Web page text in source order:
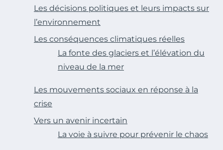
Les décisions politiques et leurs impacts sur
l’environnement
Les conséquences climatiques réelles
La fonte des glaciers et l’élévation du
niveau de la mer
Les mouvements sociaux en réponse à la
crise
Vers un avenir incertain
La voie à suivre pour prévenir le chaos